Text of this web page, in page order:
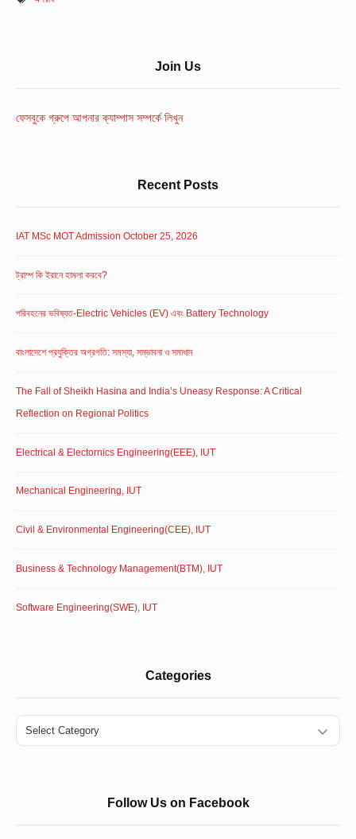
Area
Join Us
ফেসবুকে গ্রুপে আপনার ক্যাম্পাস সম্পর্কে লিখুন
Recent Posts
IAT MSc MOT Admission October 25, 2026
ট্রাম্প কি ইরানে হামলা করবে?
পরিবহনের ভবিষ্যত-Electric Vehicles (EV) এবং Battery Technology
বাংলাদেশে প্রযুক্তির অগ্রগতি: সমস্যা, সম্ভাবনা ও সমাধান
The Fall of Sheikh Hasina and India’s Uneasy Response: A Critical
Reflection on Regional Politics
Electrical & Electornics Engineering(EEE), IUT
Mechanical Engineering, IUT
Civil & Environmental Engineering(CEE), IUT
Business & Technology Management(BTM), IUT
Software Engineering(SWE), IUT
Categories
Categories
Follow Us on Facebook